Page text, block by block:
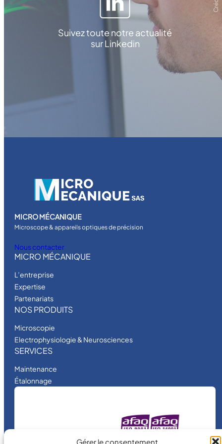
Gérer le consentement
Suivez toute notre actualité
sur Linkedin
MICRO MÉCANIQUE
Microscope & appareils optiques de précision
Nous contacter
MICRO MÉCANIQUE
L’entreprise
Expertise
Partenariats
NOS PRODUITS
Microscopie
Electrophysiologie & Neurosciences
SERVICES
Maintenance
Étalonnage